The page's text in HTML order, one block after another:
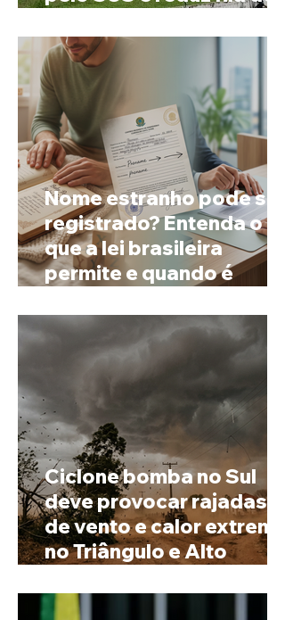
Nome estranho pode ser
registrado? Entenda o
que a lei brasileira
permite e quando é
prenome
Ciclone bomba no Sul
deve provocar rajadas
de vento e calor extremo
no Triângulo e Alto